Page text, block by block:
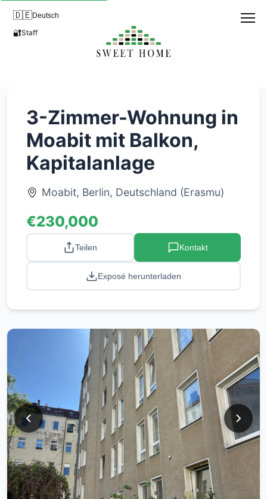
🇩🇪Deutsch
🔐Staff
3-Zimmer-Wohnung in
Moabit mit Balkon,
Kapitalanlage
Moabit, Berlin, Deutschland (Erasmu)
€230,000
Teilen Kontakt
Exposé herunterladen